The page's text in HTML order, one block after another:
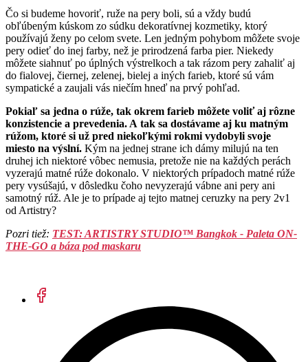
Čo si budeme hovoriť, ruže na pery boli, sú a vždy budú
obľúbeným kúskom zo súdku dekoratívnej kozmetiky, ktorý
používajú ženy po celom svete. Len jedným pohybom môžete svoje
pery odieť do inej farby, než je prirodzená farba pier. Niekedy
môžete siahnuť po úplných výstrelkoch a tak rázom pery zahaliť aj
do fialovej, čiernej, zelenej, bielej a iných farieb, ktoré sú vám
sympatické a zaujali vás niečím hneď na prvý pohľad.
Pokiaľ sa jedna o rúže, tak okrem farieb môžete voliť aj rôzne
konzistencie a prevedenia. A tak sa dostávame aj ku matným
rúžom, ktoré si už pred niekoľkými rokmi vydobyli svoje
miesto na výslní. Kým na jednej strane ich dámy milujú na ten
druhej ich niektoré vôbec nemusia, pretože nie na každých perách
vyzerajú matné rúže dokonalo. V niektorých prípadoch matné rúže
pery vysúšajú, v dôsledku čoho nevyzerajú vábne ani pery ani
samotný rúž. Ale je to prípade aj tejto matnej ceruzky na pery 2v1
od Artistry?
Pozri tiež: TEST: ARTISTRY STUDIO™ Bangkok - Paleta ON-
THE-GO a báza pod maskaru